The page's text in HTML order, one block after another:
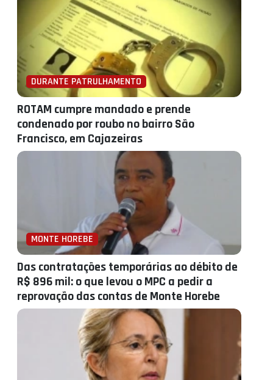
DURANTE PATRULHAMENTO
ROTAM cumpre mandado e prende
condenado por roubo no bairro São
Francisco, em Cajazeiras
MONTE HOREBE
Das contratações temporárias ao débito de
R$ 896 mil: o que levou o MPC a pedir a
reprovação das contas de Monte Horebe